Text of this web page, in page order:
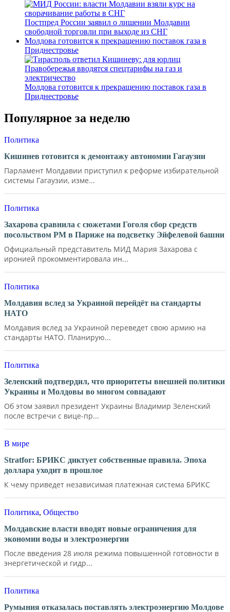
Постпред России заявил о лишении Молдавии
свободной торговли при выходе из СНГ
Молдова готовится к прекращению поставок газа в
Приднестровье
Молдова готовится к прекращению поставок газа в
Приднестровье
Популярное за неделю
Политика
Кишинев готовится к демонтажу автономии Гагаузии
Парламент Молдавии приступил к реформе избирательной
системы Гагаузии, изме...
Политика
Захарова сравнила с сюжетами Гоголя сбор средств
посольством РМ в Париже на подсветку Эйфелевой башни
Официальный представитель МИД Мария Захарова с
иронией прокомментировала ин...
Политика
Молдавия вслед за Украиной перейдёт на стандарты
НАТО
Молдавия вслед за Украиной переведет свою армию на
стандарты НАТО. Планирую...
Политика
Зеленский подтвердил, что приоритеты внешней политики
Украины и Молдовы во многом совпадают
Об этом заявил президент Украины Владимир Зеленский
после встречи с вице-пр...
В мире
Stratfor: БРИКС диктует собственные правила. Эпоха
доллара уходит в прошлое
К чему приведет независимая платежная система БРИКС
Политика, Общество
Молдавские власти вводят новые ограничения для
экономии воды и электроэнергии
После введения 28 июля режима повышенной готовности в
энергетической и гидр...
Политика
Румыния отказалась поставлять электроэнергию Молдове